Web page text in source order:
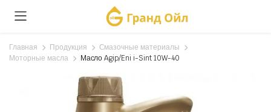
Главная Продукция
Смазочные материалы
Моторные масла
Масло Agip/Eni i-Sint 10W-40